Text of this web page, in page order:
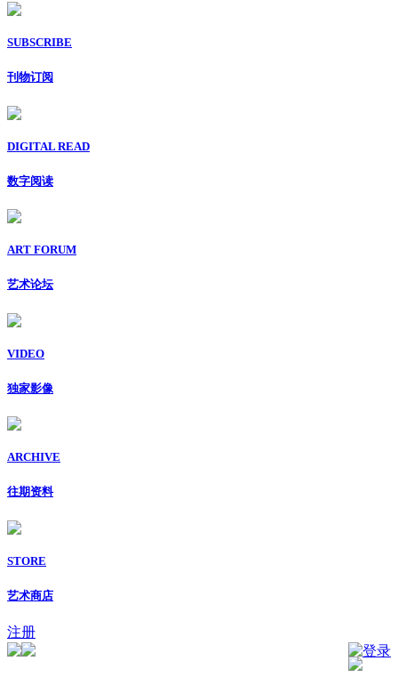
SUBSCRIBE
刊物订阅
DIGITAL READ
数字阅读
ART FORUM
艺术论坛
VIDEO
独家影像
ARCHIVE
往期资料
STORE
艺术商店
注册
登录